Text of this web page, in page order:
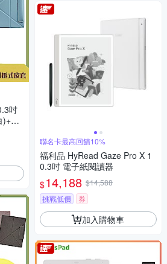
吋
)+磁
聯名卡最高回饋10%
福利品 HyRead Gaze Pro X 1
0.3吋 電子紙閱讀器
$14,188 $14,588
挑戰低價
券
加入購物車